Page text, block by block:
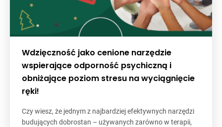
Wdzięczność jako cenione narzędzie
wspierające odporność psychiczną i
obniżające poziom stresu na wyciągnięcie
ręki!
Czy wiesz, że jednym z najbardziej efektywnych narzędzi
budujących dobrostan – używanych zarówno w terapii,